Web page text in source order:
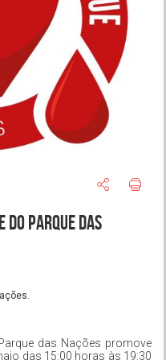
do Parque das
das Nações promove
das 15:00 horas às 19:30